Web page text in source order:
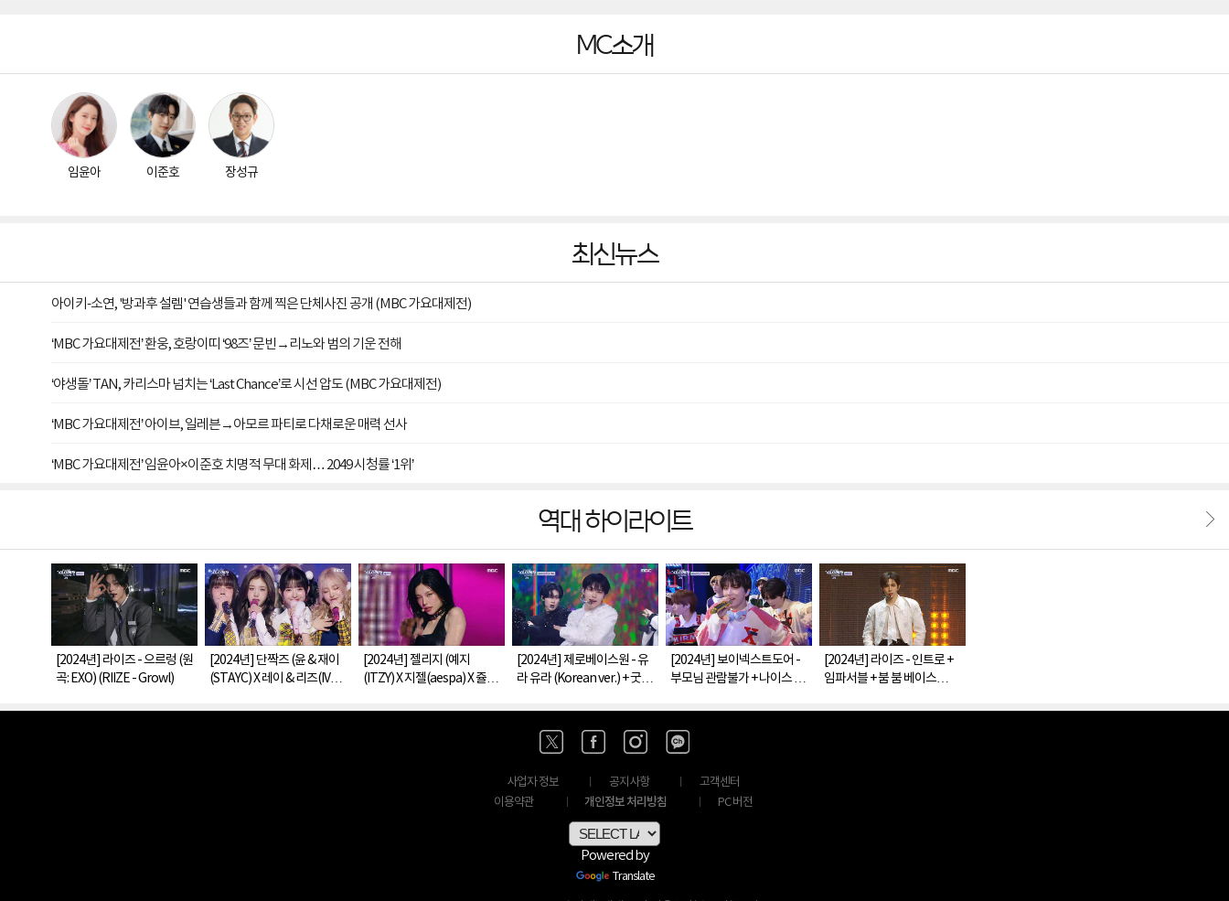
MC소개
임윤아 이준호 장성규
최신뉴스
아이키-소연, '방과후 설렘' 연습생들과 함께 찍은 단체사진 공개 (MBC 가요대제전)
‘MBC 가요대제전’ 환웅, 호랑이띠 ‘98즈’ 문빈→리노와 범의 기운 전해
‘야생돌’ TAN, 카리스마 넘치는 ‘Last Chance’로 시선 압도 (MBC 가요대제전)
‘MBC 가요대제전’ 아이브, 일레븐→아모르 파티로 다채로운 매력 선사
‘MBC 가요대제전’ 임윤아×이준호 치명적 무대 화제… 2049 시청률 ‘1위’
역대 하이라이트
[2024년] 라이즈 - 으르렁 (원
곡: EXO) (RIIZE - Growl)
[2024년] 단짝즈 (윤 & 재이
(STAYC) X 레이 & 리즈(IVE))
- Rock U)
[2024년] 젤리지 (예지
(ITZY) X 지젤(aespa) X 쥴리
X GISELLE X JULIE - Toxic)
[2024년] 제로베이스원 - 유
라 유라 (Korean ver.) + 굿 소
YURA YURA + GOOD SO
BAD)
[2024년] 보이넥스트도어 -
부모님 관람불가 + 나이스 가
Dangerous + Nice Guy)
[2024년] 라이즈 - 인트로 +
임파서블 + 붐 붐 베이스
+ Boom Boom Bass)
사업자 정보 공지사항
고객센터
이용약관
개인정보 처리방침 PC 버전
Powered by
Translate